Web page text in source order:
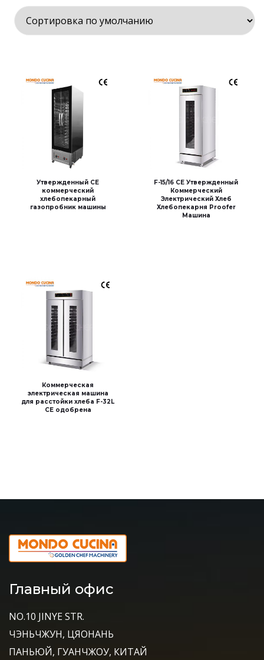
Утвержденный CE
коммерческий
хлебопекарный
газопробник машины
F-15/16 CE Утвержденный
Коммерческий
Электрический Хлеб
Хлебопекарня Proofer
Машина
Коммерческая
электрическая машина
для расстойки хлеба F-32L
CE одобрена
Главный офис
NO.10 JINYE STR.
ЧЭНЬЧЖУН, ЦЯОНАНЬ
ПАНЬЮЙ, ГУАНЧЖОУ, КИТАЙ